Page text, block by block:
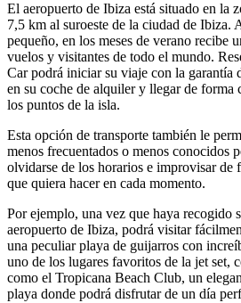
El aeropuerto de Ibiza está situado en la
7,5 km al suroeste de la ciudad de Ibiza.
pequeño, en los meses de verano recibe
vuelos y visitantes de todo el mundo.
Car podrá iniciar su viaje con la garantía
en su coche de alquiler y llegar de forma
los puntos de la isla.
Esta opción de transporte también le
menos frecuentados o menos conocidos
olvidarse de los horarios e improvisar de
que quiera hacer en cada momento.
Por ejemplo, una vez que haya recogido
aeropuerto de Ibiza, podrá visitar
una peculiar playa de guijarros con
uno de los lugares favoritos de la jet set,
como el Tropicana Beach Club, un
playa donde podrá disfrutar de un día